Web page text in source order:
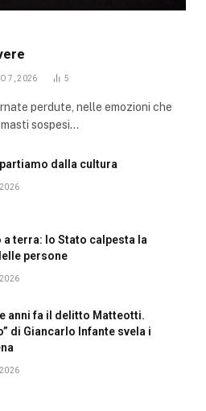
7, 2026 5
perdute, nelle emozioni che
sospesi…
dalla cultura
a terra: lo Stato calpesta la
persone
anni fa il delitto Matteotti.
di Giancarlo Infante svela i